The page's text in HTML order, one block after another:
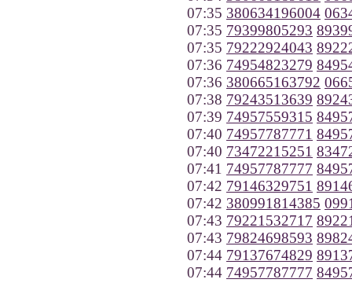
07:35 380634196004
07:35 79399805293
07:35 79222924043
07:36 74954823279
07:36 380665163792
07:38 79243513639
07:39 74957559315
07:40 74957787771
07:40 73472215251
07:41 74957787777
07:42 79146329751
07:42 380991814385
07:43 79221532717
07:43 79824698593
07:44 79137674829
07:44 74957787777